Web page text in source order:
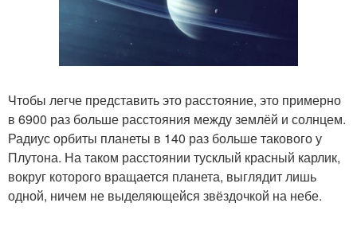
Чтобы легче представить это расстояние, это примерно
в 6900 раз больше расстояния между землёй и солнцем.
Радиус орбиты планеты в 140 раз больше такового у
Плутона. На таком расстоянии тусклый красный карлик,
вокруг которого вращается планета, выглядит лишь
одной, ничем не выделяющейся звёздочкой на небе.